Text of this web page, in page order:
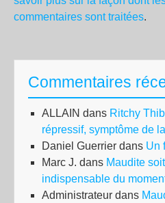
commentaires sont traitées.
Commentaires
ALLAIN dans Ritchy
répressif, symptôme de
Daniel Guerrier dans Un
Marc J. dans Maudite
indispensable du
Administrateur dans